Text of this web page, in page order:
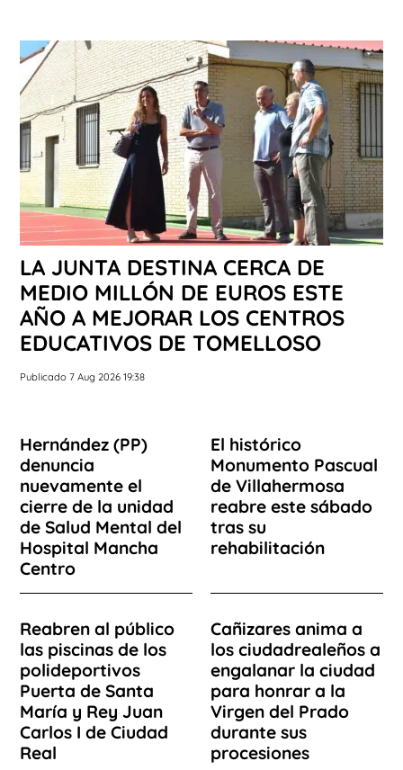
LA JUNTA DESTINA CERCA DE
MEDIO MILLÓN DE EUROS ESTE
AÑO A MEJORAR LOS CENTROS
EDUCATIVOS DE TOMELLOSO
Publicado 7 Aug 2026 19:38
Hernández (PP)
denuncia
nuevamente el
cierre de la unidad
de Salud Mental del
Hospital Mancha
Centro
El histórico
Monumento Pascual
de Villahermosa
reabre este sábado
tras su
rehabilitación
Reabren al público
las piscinas de los
polideportivos
Puerta de Santa
María y Rey Juan
Carlos I de Ciudad
Real
Cañizares anima a
los ciudadrealeños a
engalanar la ciudad
para honrar a la
Virgen del Prado
durante sus
procesiones